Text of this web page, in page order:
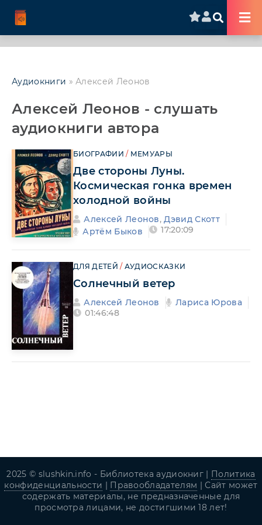
Аудиокниги » Алексей Леонов
Алексей Леонов - слушать
аудиокниги автора
БИОГРАФИИ / МЕМУАРЫ
Две стороны Луны.
Космическая гонка времен
холодной войны
Алексей Леонов,Дэвид Скотт
Артём Быков
17:20:09
ДЛЯ ДЕТЕЙ / АУДИОСКАЗКИ
Солнечный ветер
Алексей Леонов
Лариса Юрова
01:46:48
2025 © slushkin.info - Библиотека аудиокниг | Политика
конфиденциальности | Правообладателям | Сайт может
содержать материалы, не предназначенные для
просмотра лицами, не достигшими 18 лет!